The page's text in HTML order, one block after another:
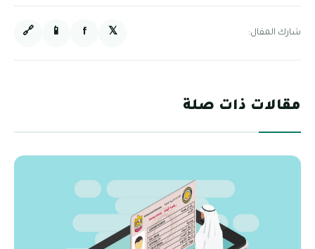
شارك المقال: 𝕏
f
📱
🔗
مقالات ذات صلة